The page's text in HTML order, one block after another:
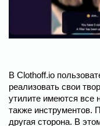
В Clothoff.io
реализовать свои
утилите имеются
также инструментов.
другая сторона. В